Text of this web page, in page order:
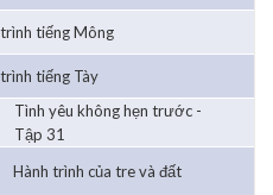
tiếng Mông
tiếng Tày
Tình yêu không hẹn trước -
Tập 31
Hành trình của tre và đất